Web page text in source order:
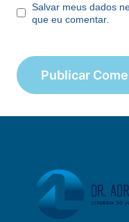
Salvar meus dados
que eu comentar.